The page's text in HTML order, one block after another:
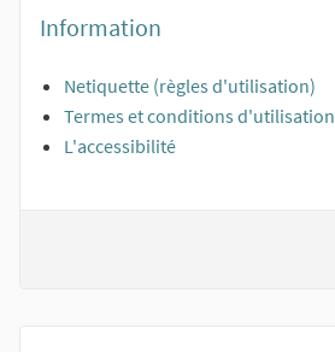
Information
Netiquette (règles d'utilisation)
Termes et conditions d'utilisation
L'accessibilité